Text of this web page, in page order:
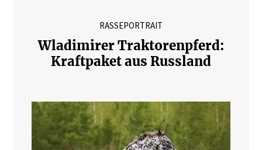
RASSEPORTRAIT
Wladimirer Traktorenpferd:
Kraftpaket aus Russland